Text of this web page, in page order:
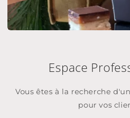
Espace
Vous êtes à la recherche
pour vos